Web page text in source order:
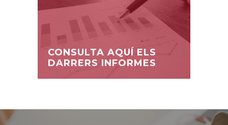
CONSULTA AQUÍ ELS
DARRERS INFORMES